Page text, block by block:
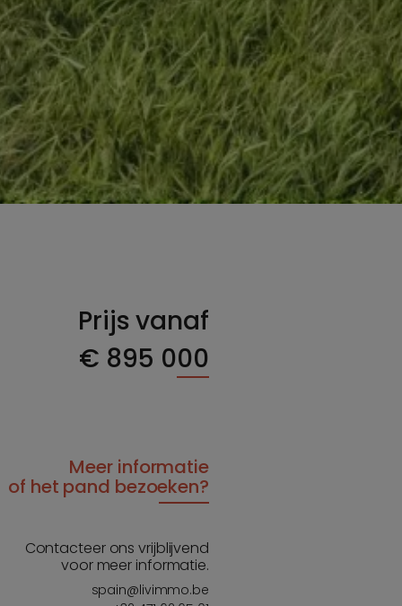
Prijs vanaf
€ 895 000
Meer informatie
of het pand bezoeken?
Contacteer ons vrijblijvend
voor meer informatie.
spain@livimmo.be